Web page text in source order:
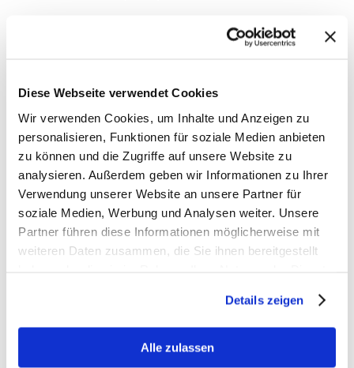
Diese Webseite verwendet Cookies
Wir verwenden Cookies, um Inhalte und Anzeigen zu
personalisieren, Funktionen für soziale Medien anbieten
zu können und die Zugriffe auf unsere Website zu
analysieren. Außerdem geben wir Informationen zu Ihrer
Verwendung unserer Website an unsere Partner für
soziale Medien, Werbung und Analysen weiter. Unsere
Partner führen diese Informationen möglicherweise mit
weiteren Daten zusammen, die Sie ihnen bereitgestellt
Details zeigen
Alle zulassen
Ähnliche Beiträge
BfTG kritisiert
Gesundheitspolitisch
Neue Analyse:
hält Raucher
vom Umstieg ab
06.07.2026